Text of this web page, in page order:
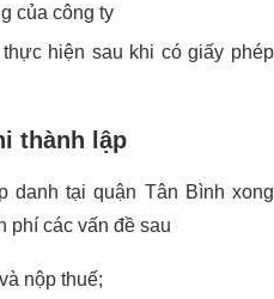
của công ty
hiện sau khi có giấy phép
thành lập
danh tại quận Tân Bình xong
phí các vấn đề sau
nộp thuế;